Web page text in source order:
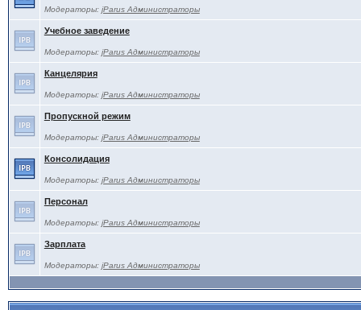
Модераторы: jParus Администраторы
Учебное заведение
Модераторы: jParus Администраторы
Канцелярия
Модераторы: jParus Администраторы
Пропускной режим
Модераторы: jParus Администраторы
Консолидация
Модераторы: jParus Администраторы
Персонал
Модераторы: jParus Администраторы
Зарплата
Модераторы: jParus Администраторы